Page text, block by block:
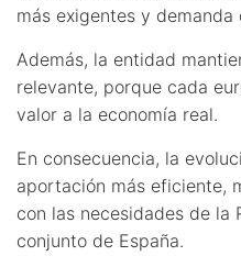
más exigentes y
Además, la entidad
relevante, porque cada
valor a la economía real.
En consecuencia, la
aportación más eficiente,
con las necesidades de la
conjunto de España.